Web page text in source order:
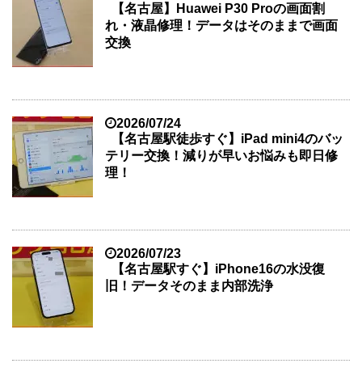
【名古屋】Huawei P30 Proの画面割
れ・液晶修理！データはそのままで画面
交換
2026/07/24
【名古屋駅徒歩すぐ】iPad mini4のバッ
テリー交換！減りが早いお悩みも即日修
理！
2026/07/23
【名古屋駅すぐ】iPhone16の水没復
旧！データそのまま内部洗浄